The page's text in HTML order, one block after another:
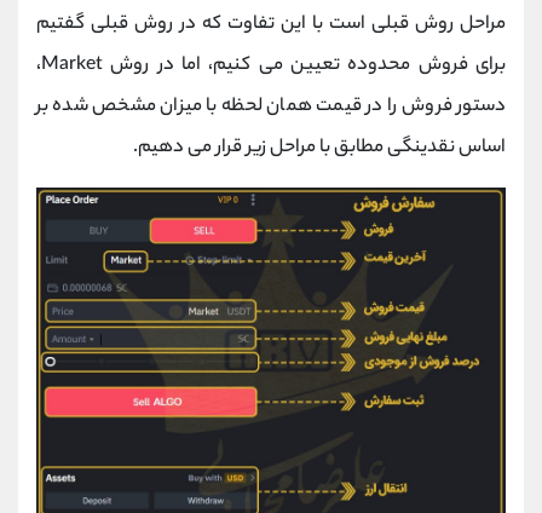
مراحل روش قبلی است با این تفاوت که در روش قبلی گفتیم
برای فروش محدوده تعیین می کنیم، اما در روش Market،
دستور فروش را در قیمت همان لحظه با میزان مشخص شده بر
اساس نقدینگی مطابق با مراحل زیر قرار می دهیم.